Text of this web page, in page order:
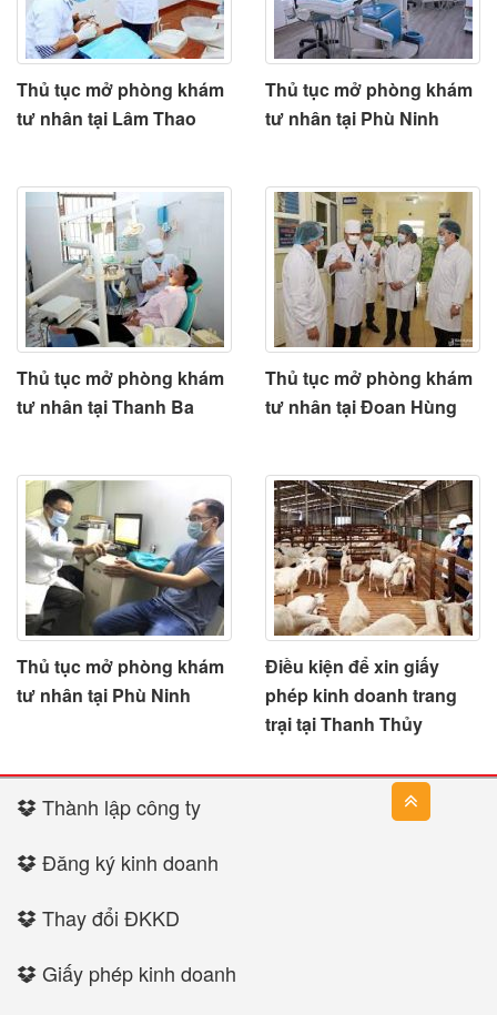
Thủ tục mở phòng khám
tư nhân tại Lâm Thao
Thủ tục mở phòng khám
tư nhân tại Phù Ninh
Thủ tục mở phòng khám
tư nhân tại Thanh Ba
Thủ tục mở phòng khám
tư nhân tại Đoan Hùng
Thủ tục mở phòng khám
tư nhân tại Phù Ninh
Điều kiện để xin giấy
phép kinh doanh trang
trại tại Thanh Thủy
Thành lập công ty
Đăng ký kinh doanh
Thay đổi ĐKKD
Giấy phép kinh doanh